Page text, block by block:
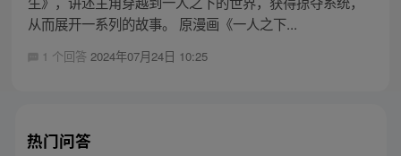
从而展开一系列的故事。 原漫画《一人之下...
1 个回答 2024年07月24日 10:25
热门问答